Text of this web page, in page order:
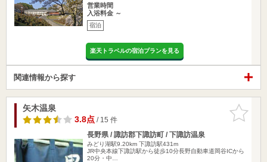
営業時間
入浴料金 ～
宿泊
楽天トラベルの宿泊プランを見る
関連情報から探す
お気に入
りに追加
矢木温泉
3.8点/ 15 件
長野県 / 諏訪郡下諏訪町 / 下諏訪温泉
みどり湖駅9.20km 下諏訪駅431m
JR中央本線下諏訪駅から徒歩10分長野自動車道岡谷ICから
20分・中…